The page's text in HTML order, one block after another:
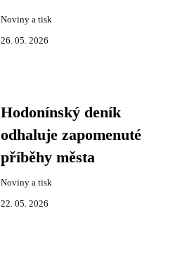
Noviny a tisk
26. 05. 2026
Hodonínský deník
odhaluje zapomenuté
příběhy města
Noviny a tisk
22. 05. 2026